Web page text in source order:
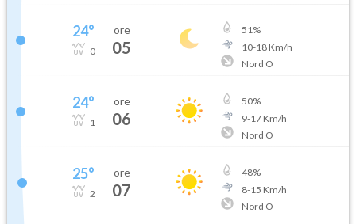
24°
0
ore
05
51%
10-18Km/h
Nord O
24°
1
ore
06
50%
9-17Km/h
Nord O
25°
2
ore
07
48%
8-15 Km/h
Nord O